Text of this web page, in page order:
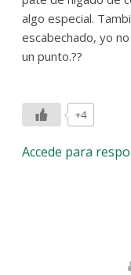
algo especial.
escabechado, yo
un punto.??
+4
Accede para